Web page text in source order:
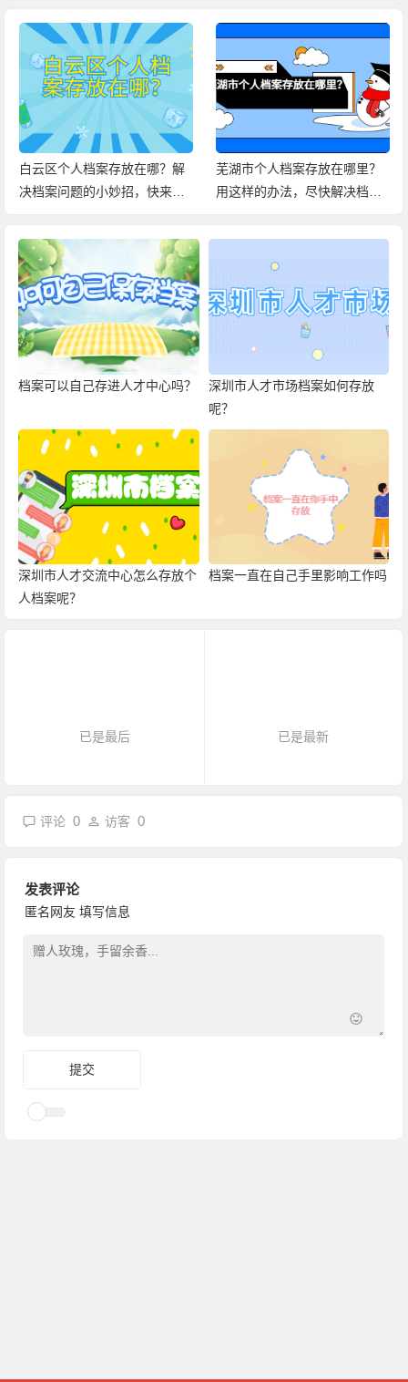
白云区个人档案存放在哪？解
决档案问题的小妙招，快来查
芜湖市个人档案存放在哪里？
用这样的办法，尽快解决档案
档案可以自己存进人才中心吗？
深圳市人才市场档案如何存放
呢？
深圳市人才交流中心怎么存放个
人档案呢？
档案一直在自己手里影响工作吗
已是最后 已是最新
评论0 访客0
发表评论
匿名网友 填写信息